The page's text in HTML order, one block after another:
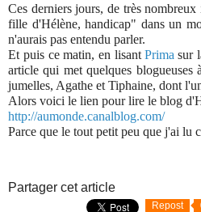
Ces derniers jours, de très
fille d'Hélène, handicap" dans un
n'aurais pas entendu parler.
Et puis ce matin, en lisant Prima sur
article qui met quelques
jumelles, Agathe et Tiphaine, dont
Alors voici le lien pour lire le blog
http://aumonde.canalblog.com/
Parce que le tout petit peu que j'ai lu
Partager cet article
Repost